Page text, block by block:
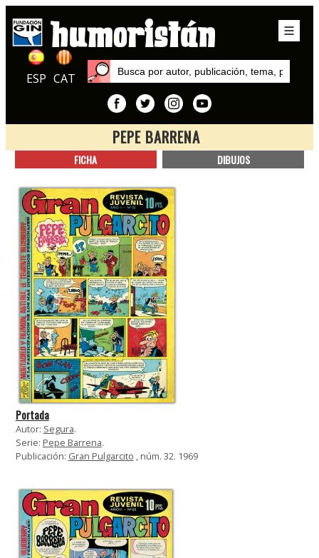
ESP CAT
PEPE BARRENA
Pepe Barrena
FICHA DIBUJOS
Portada
Autor: Segura.
Serie: Pepe Barrena.
Publicación: Gran Pulgarcito , núm. 32. 1969